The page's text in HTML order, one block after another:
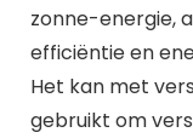
zonne-energie,
efficiëntie en
Het kan met
gebruikt om